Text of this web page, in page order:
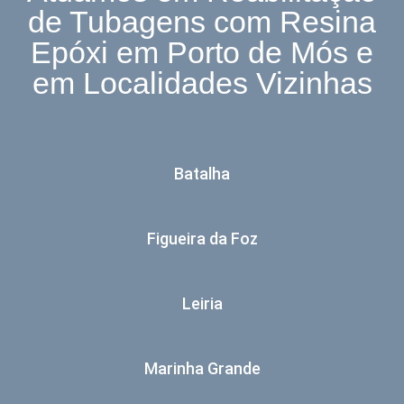
de Tubagens com Resina
Epóxi em Porto de Mós e
em Localidades Vizinhas
Batalha
Figueira da Foz
Leiria
Marinha Grande